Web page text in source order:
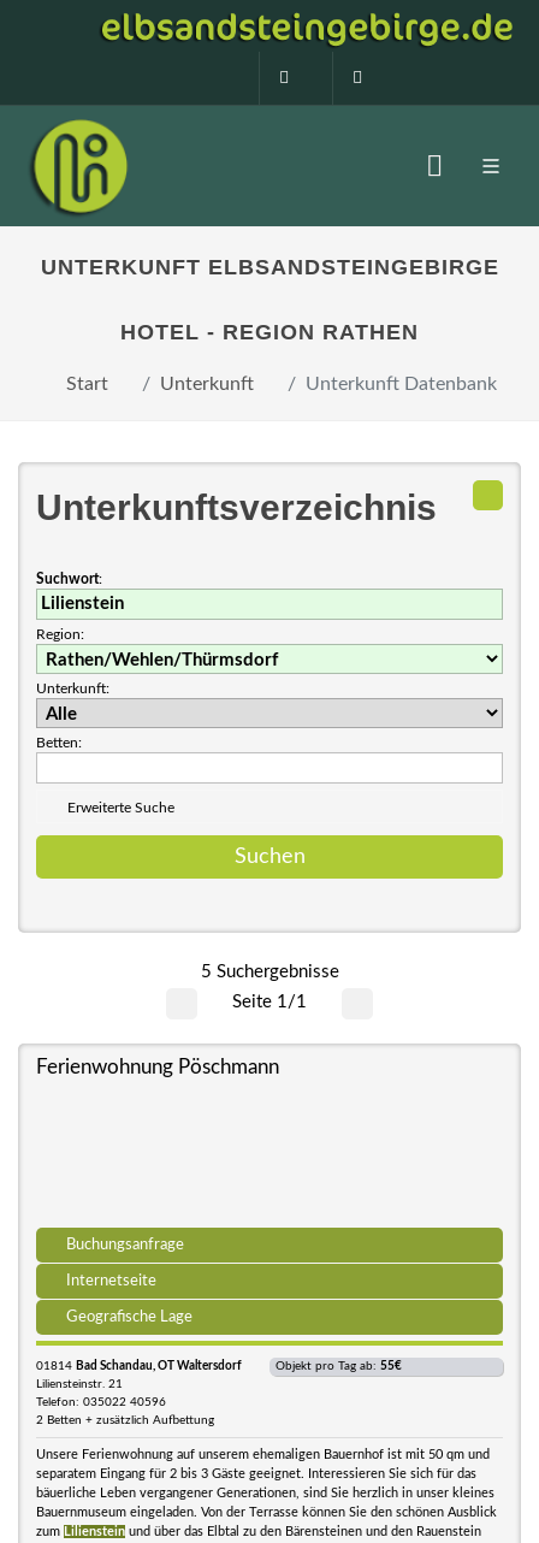
0160 99873408
UNTERKUNFT ELBSANDSTEINGEBIRGE
HOTEL - REGION RATHEN
Start Unterkunft Unterkunft Datenbank
Unterkunftsverzeichnis
Suchwort:
Region:
Unterkunft:
Betten:
Erweiterte Suche
5 Suchergebnisse
Seite 1/1
Ferienwohnung Pöschmann
Buchungsanfrage
Internetseite
Geografische Lage
01814 Bad Schandau, OT Waltersdorf
Liliensteinstr. 21
Telefon: 035022 40596
2 Betten + zusätzlich Aufbettung
Objekt pro Tag ab: 55€
Unsere Ferienwohnung auf unserem ehemaligen Bauernhof ist mit 50 qm und
separatem Eingang für 2 bis 3 Gäste geeignet. Interessieren Sie sich für das
bäuerliche Leben vergangener Generationen, sind Sie herzlich in unser kleines
Bauernmuseum eingeladen. Von der Terrasse können Sie den schönen Ausblick
zum Lilienstein und über das Elbtal zu den Bärensteinen und den Rauenstein